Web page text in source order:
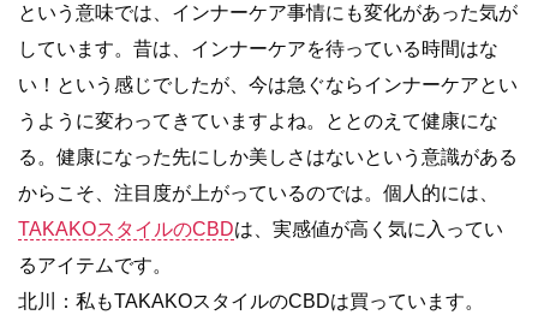
という意味では、インナーケア事情にも変化があった気が
しています。昔は、インナーケアを待っている時間はな
い！という感じでしたが、今は急ぐならインナーケアとい
うように変わってきていますよね。ととのえて健康にな
る。健康になった先にしか美しさはないという意識がある
からこそ、注目度が上がっているのでは。個人的には、
TAKAKOスタイルのCBDは、実感値が高く気に入ってい
るアイテムです。
北川：私もTAKAKOスタイルのCBDは買っています。